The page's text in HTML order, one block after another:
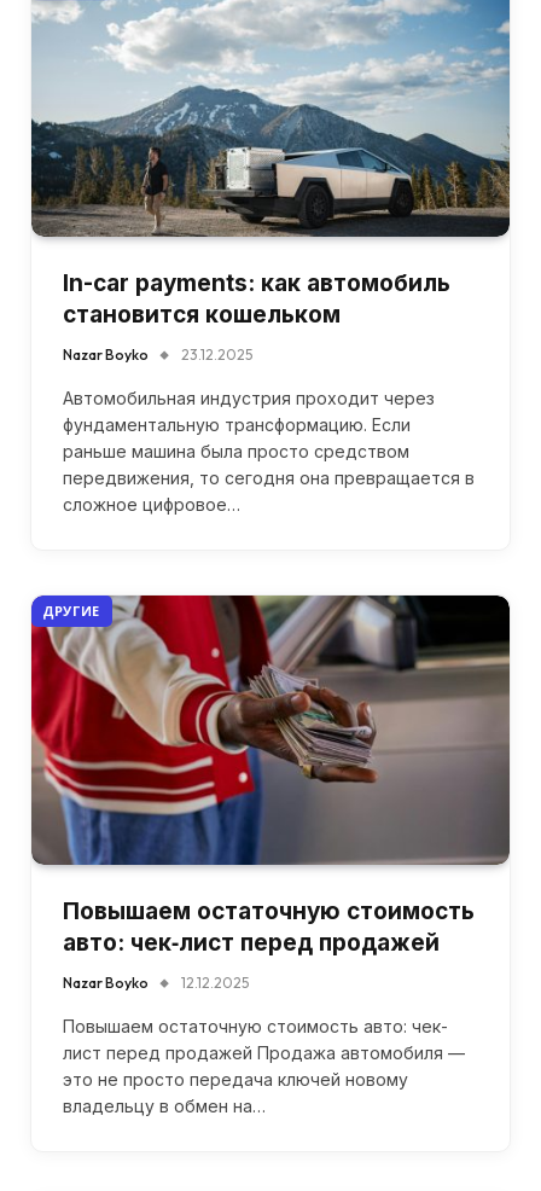
In-car payments: как автомобиль
становится кошельком
Nazar Boyko 23.12.2025
Автомобильная индустрия проходит через
фундаментальную трансформацию. Если
раньше машина была просто средством
передвижения, то сегодня она превращается в
сложное цифровое…
ДРУГИЕ
Повышаем остаточную стоимость
авто: чек‑лист перед продажей
Nazar Boyko 12.12.2025
Повышаем остаточную стоимость авто: чек-
лист перед продажей Продажа автомобиля —
это не просто передача ключей новому
владельцу в обмен на…